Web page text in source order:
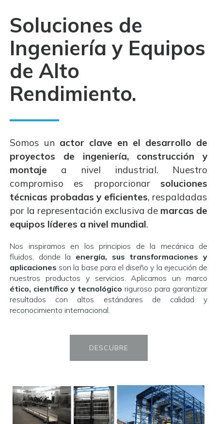
Soluciones de
Ingeniería y Equipos
de Alto
Rendimiento.
Somos un actor clave en el desarrollo de
proyectos de ingeniería, construcción y
montaje a nivel industrial. Nuestro
compromiso es proporcionar soluciones
técnicas probadas y eficientes, respaldadas
por la representación exclusiva de marcas de
equipos líderes a nivel mundial.
Nos inspiramos en los principios de la mecánica de
fluidos, donde la energía, sus transformaciones y
aplicaciones son la base para el diseño y la ejecución de
nuestros productos y servicios. Aplicamos un marco
ético, científico y tecnológico riguroso para garantizar
resultados con altos estándares de calidad y
reconocimiento internacional.
DESCUBRE